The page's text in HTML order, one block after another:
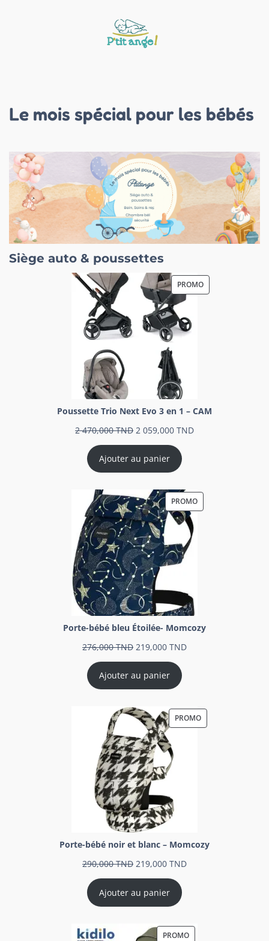
Le mois spécial pour les bébés
Siège auto & poussettes
PROMO
Poussette Trio Next Evo 3 en 1 – CAM
2 470,000TND 2 059,000 TND
Ajouter au panier
PROMO
Porte-bébé bleu Étoilée- Momcozy
276,000TND 219,000 TND
Ajouter au panier
PROMO
Porte-bébé noir et blanc – Momcozy
290,000TND 219,000 TND
Ajouter au panier
PROMO